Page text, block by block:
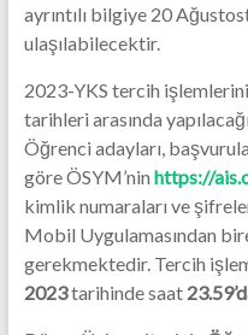
ayrıntılı bilgiye 20
ulaşılabilecektir.
2023-YKS tercih
tarihleri arasında
Öğrenci adayları,
göre ÖSYM’nin https://
kimlik numaraları ve
Mobil Uygulamasından
gerekmektedir. Tercih
2023tarihinde saat 23.59